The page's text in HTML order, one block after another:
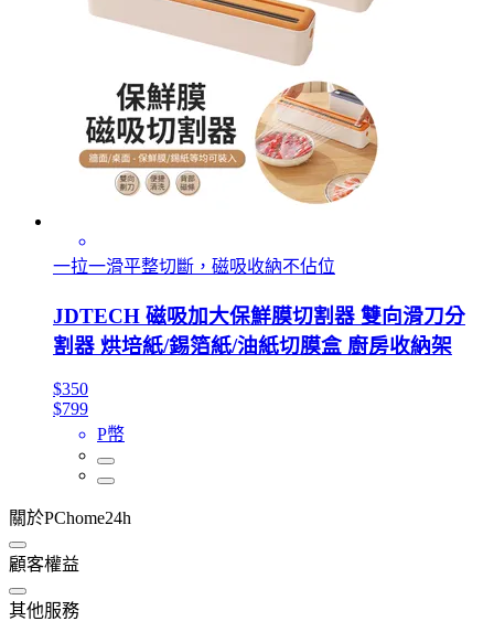
一拉一滑平整切斷，磁吸收納不佔位
JDTECH 磁吸加大保鮮膜切割器 雙向滑刀分
割器 烘培紙/錫箔紙/油紙切膜盒 廚房收納架
$350
$799
P幣
關於PChome24h
顧客權益
其他服務